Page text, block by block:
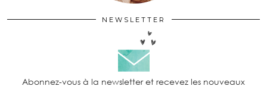
NEWSLETTER
Abonnez-vous à la newsletter et recevez les nouveaux